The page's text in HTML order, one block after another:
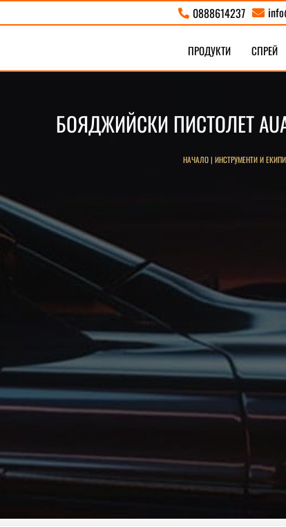
 0888614237 
ПРОДУКТИ СПРЕЙ
БОЯДЖИЙСКИ ПИСТОЛЕТ
НАЧАЛО| ИНСТРУМЕНТИ И